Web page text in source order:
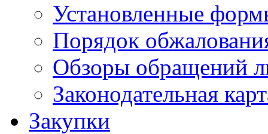
Установленные
Порядок
Обзоры обращений
Законодательная
Закупки